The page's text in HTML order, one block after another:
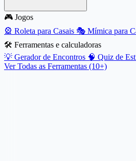
🎮 Jogos
🎡 Roleta para Casais 🎭 Mímica para
🛠️ Ferramentas e calculadoras
💡 Gerador de Encontros 🧠 Quiz de
Ver Todas as Ferramentas (10+)